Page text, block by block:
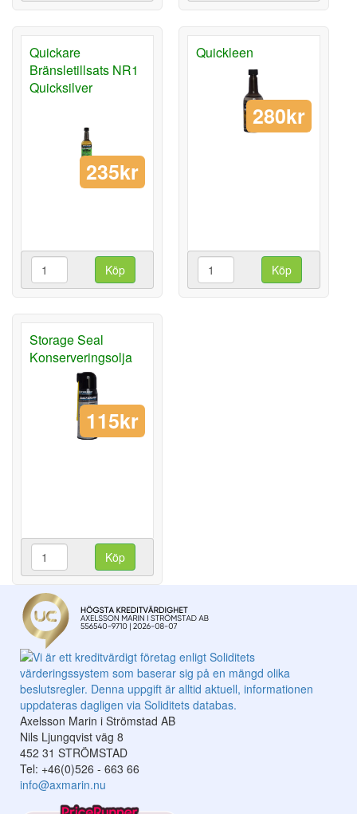
Quickare
Bränsletillsats NR1
Quicksilver
235kr
Köp
Quickleen
280kr
Köp
Storage Seal
Konserveringsolja
115kr
Köp
Axelsson Marin i Strömstad AB
Nils Ljungqvist väg 8
452 31 STRÖMSTAD
Tel: +46(0)526 - 663 66
info@axmarin.nu